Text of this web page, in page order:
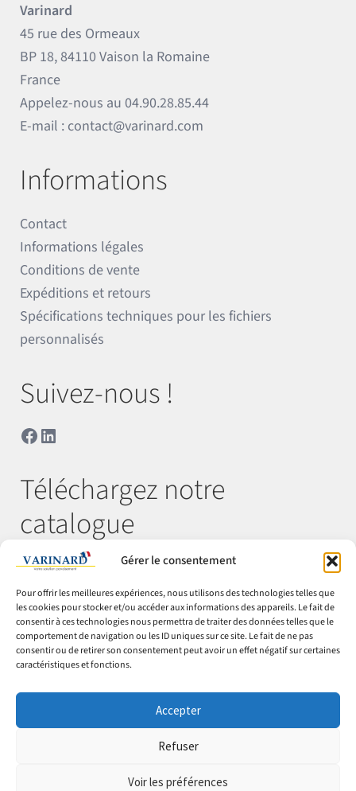
Gérer le consentement
Pour offrir les meilleures expériences, nous utilisons des technologies telles que
les cookies pour stocker et/ou accéder aux informations des appareils. Le fait de
consentir à ces technologies nous permettra de traiter des données telles que le
comportement de navigation ou les ID uniques sur ce site. Le fait de ne pas
consentir ou de retirer son consentement peut avoir un effet négatif sur certaines
caractéristiques et fonctions.
Accepter
Refuser
Voir les préférences
Varinard
45 rue des Ormeaux
BP 18, 84110 Vaison la Romaine
France
Appelez-nous au04.90.28.85.44
E-mail : contact@varinard.com
Informations
Contact
Informations légales
Conditions de vente
Expéditions et retours
Spécifications techniques pour les fichiers
personnalisés
Suivez-nous !
Facebook
LinkedIn
Téléchargez notre
catalogue
© Varinard 2026